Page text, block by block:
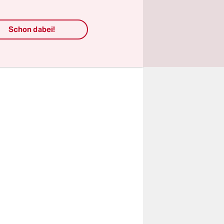
der Schritt
Schon dabei!